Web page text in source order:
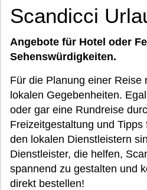
Scandicci
Angebote für Hotel oder
Sehenswürdigkeiten.
Für die Planung einer Reise
lokalen Gegebenheiten.
oder gar eine Rundreise
Freizeitgestaltung und
den lokalen Dienstleistern
Dienstleister, die helfen,
spannend zu gestalten und
direkt bestellen!